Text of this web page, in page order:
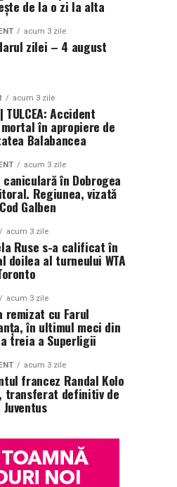
de la o zi la alta
acum 3 zile
zilei – 4 august
acum 3 zile
TULCEA: Accident
în apropiere de
Balabancea
acum 3 zile
caniculară în Dobrogea
Regiunea, vizată
Galben
acum 3 zile
Ruse s-a calificat în
doilea al turneului WTA
acum 3 zile
remizat cu Farul
în ultimul meci din
treia a Superligii
acum 3 zile
francez Randal Kolo
transferat definitiv de
Juventus